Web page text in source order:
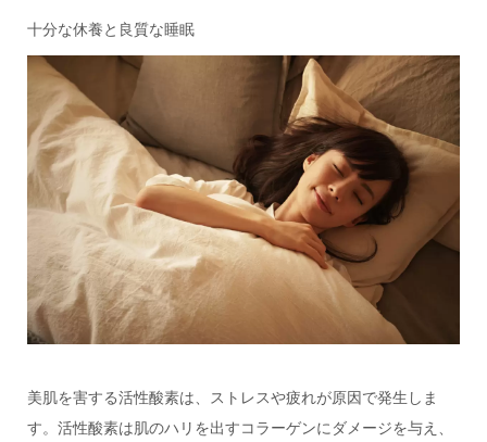
十分な休養と良質な睡眠
美肌を害する活性酸素は、ストレスや疲れが原因で発生しま
す。活性酸素は肌のハリを出すコラーゲンにダメージを与え、